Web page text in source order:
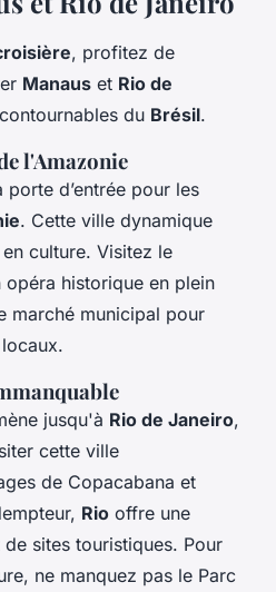
, profitez de
Manaus et Rio de
du Brésil.
l'Amazonie
porte d’entrée pour les
. Cette ville dynamique
culture. Visitez le
opéra historique en plein
marché municipal pour
jusqu'à Rio de Janeiro,
cette ville
de Copacabana et
Rio offre une
de sites touristiques. Pour
ne manquez pas le Parc